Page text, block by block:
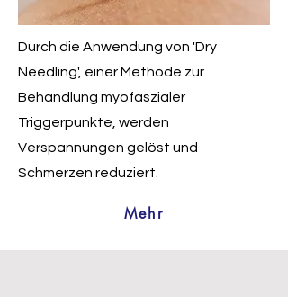
Durch die Anwendung von 'Dry
Needling', einer Methode zur
Behandlung myofaszialer
Triggerpunkte, werden
Verspannungen gelöst und
Schmerzen reduziert.
Mehr